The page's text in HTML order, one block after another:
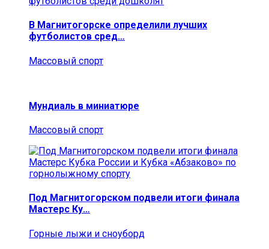
В Магнитогорске определили лучших
футболистов сред…
Массовый спорт
Мундиаль в миниатюре
Массовый спорт
Под Магнитогорском подвели итоги финала
Мастерс Ку…
Горные лыжи и сноуборд